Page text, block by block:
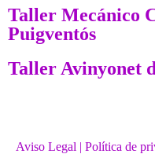
Taller Mecánico
Puigventós
Taller Avinyonet
Aviso Legal | Política de